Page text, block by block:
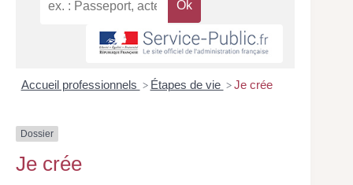
Accueil professionnels > Étapes de vie > Je crée
Dossier
Je crée